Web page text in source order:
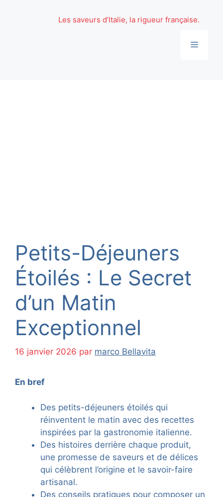
Les saveurs d’Italie, la rigueur française.
Menu
Petits-Déjeuners
Étoilés : Le Secret
d’un Matin
Exceptionnel
16 janvier 2026 par marco Bellavita
En bref
Des petits-déjeuners étoilés qui
réinventent le matin avec des recettes
inspirées par la gastronomie italienne.
Des histoires derrière chaque produit,
une promesse de saveurs et de délices
qui célèbrent l’origine et le savoir-faire
artisanal.
Des conseils pratiques pour composer un